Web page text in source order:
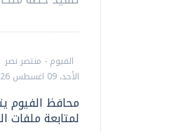
الفيوم - منتصر نصر
الأحد، 09 اغسطس 2026 02:51 م
محافظ الفيوم
لمتابعة ملفات